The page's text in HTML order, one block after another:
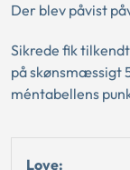
Der blev påvist
Sikrede fik
på skønsmæssigt
méntabellens
Love: